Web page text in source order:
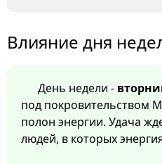
Влияние дня
День недели -
под покровительством
полон энергии. Удача
людей, в которых